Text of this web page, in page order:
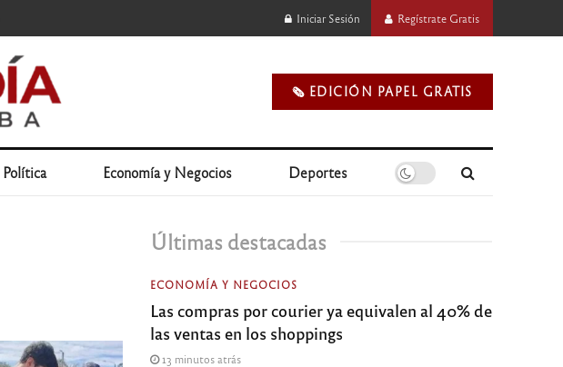
Iniciar Sesión Regístrate Gratis
🗞️ EDICIÓN PAPEL GRATIS
Política Economía y Negocios Deportes
Últimas destacadas
ECONOMÍA Y NEGOCIOS
Las compras por courier ya equivalen al 40% de
las ventas en los shoppings
13 minutos atrás